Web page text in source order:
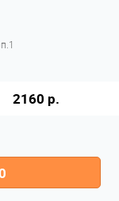
2160 р.